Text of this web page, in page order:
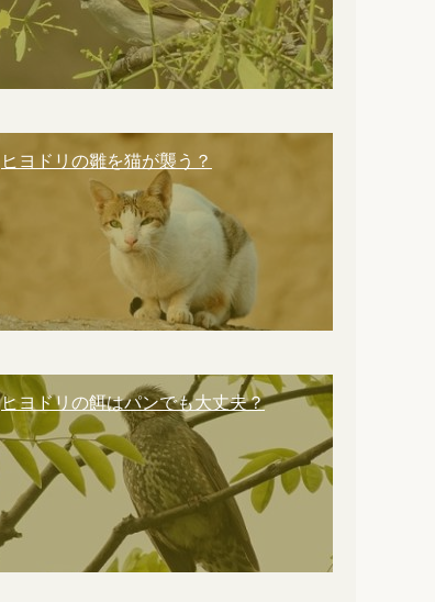
ヒヨドリの雛を猫が襲う？
ヒヨドリの餌はパンでも大丈夫？